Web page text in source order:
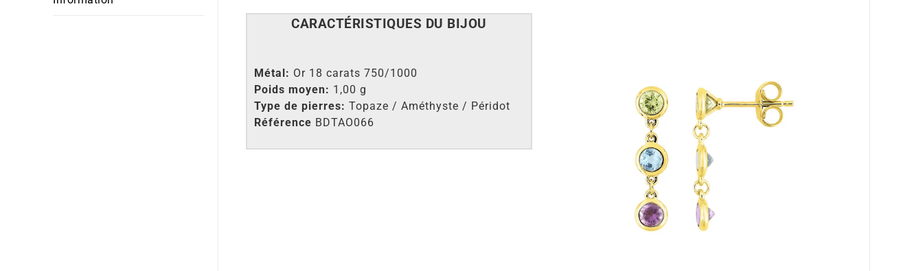
CARACTÉ RISTIQUES DU BIJOU
Métal: Or 18 carats 750/1000
Poids moyen: 1,00 g
Type de pierres: Topaze / Améthyste / Péridot
Référence BDTAO066